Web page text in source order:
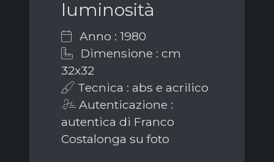
luminosità
Anno : 1980
Dimensione : cm
32x32
Tecnica : abs e acrilico
Autenticazione :
autentica di Franco
Costalonga su foto